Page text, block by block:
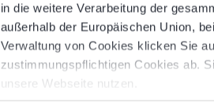
in die weitere Verarbeitung der
außerhalb der Europäischen Union,
Verwaltung von Cookies klicken Sie
zustimmungspflichtigen Cookies ab.
unsere Webseite nutzen.
zwingend ein
entspricht, um das
Meet oder Zoom dürften
Verschlüsselung verzichtet
zustimmen. Für